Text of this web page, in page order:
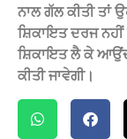
ਨਾਲ ਗੱਲ ਕੀਤੀ ਤਾਂ
ਸ਼ਿਕਾਇਤ ਦਰਜ
ਸ਼ਿਕਾਇਤ ਲੈ ਕੇ
ਕੀਤੀ ਜਾਵੇਗੀ।